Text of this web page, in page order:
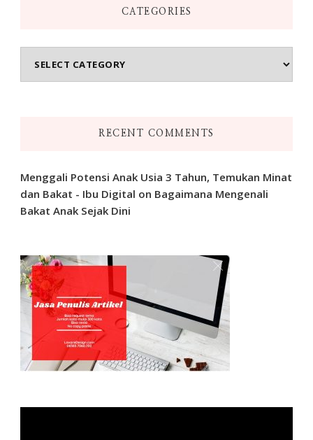
CATEGORIES
RECENT COMMENTS
Menggali Potensi Anak Usia 3 Tahun, Temukan Minat
dan Bakat - Ibu Digital on Bagaimana Mengenali
Bakat Anak Sejak Dini